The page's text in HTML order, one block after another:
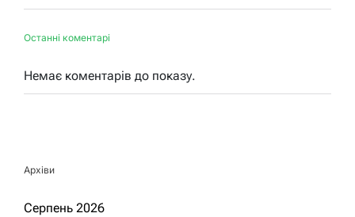
Останні коментарі
Немає коментарів до показу.
Архіви
Серпень 2026